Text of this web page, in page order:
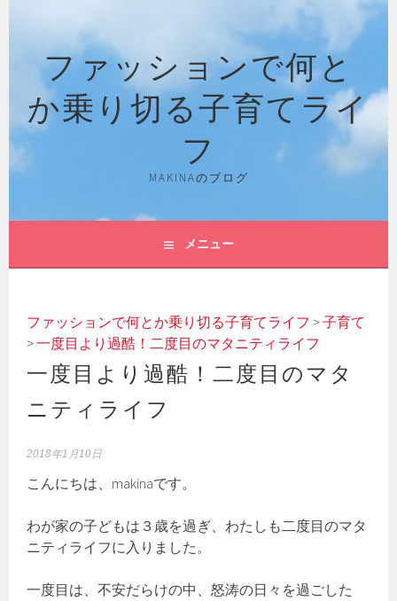
ファッションで何と
か乗り切る子育てライ
フ
MAKINAのブログ
メニュー
ファッションで何とか乗り切る子育てライフ >子育て
>一度目より過酷！二度目のマタニティライフ
一度目より過酷！二度目のマタ
ニティライフ
2018年1月10日
こんにちは、makinaです。
わが家の子どもは３歳を過ぎ、わたしも二度目のマタ
ニティライフに入りました。
一度目は、不安だらけの中、怒涛の日々を過ごした